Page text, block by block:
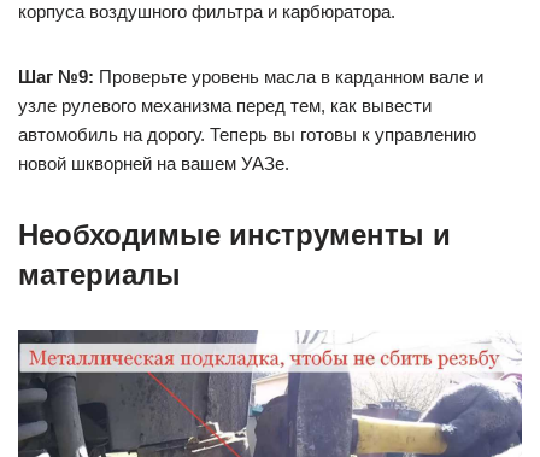
корпуса воздушного фильтра и карбюратора.
Шаг №9: Проверьте уровень масла в карданном вале и
узле рулевого механизма перед тем, как вывести
автомобиль на дорогу. Теперь вы готовы к управлению
новой шкворней на вашем УАЗе.
Необходимые инструменты и
материалы